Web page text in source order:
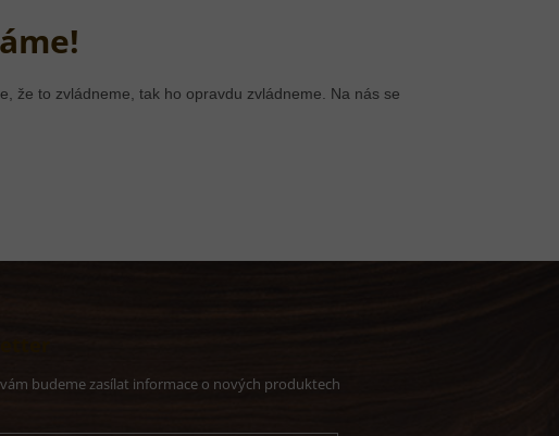
že to zvládneme, tak ho opravdu zvládneme. Na nás se
budeme zasílat informace o nových produktech